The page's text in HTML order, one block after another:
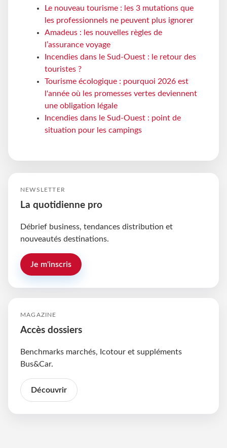
Le nouveau tourisme : les 3 mutations que
les professionnels ne peuvent plus ignorer
Amadeus : les nouvelles règles de
l’assurance voyage
Incendies dans le Sud-Ouest : le retour des
touristes ?
Tourisme écologique : pourquoi 2026 est
l'année où les promesses vertes deviennent
une obligation légale
Incendies dans le Sud-Ouest : point de
situation pour les campings
NEWSLETTER
La quotidienne pro
Débrief business, tendances distribution et
nouveautés destinations.
Je m'inscris
MAGAZINE
Accès dossiers
Benchmarks marchés, Icotour et suppléments
Bus&Car.
Découvrir